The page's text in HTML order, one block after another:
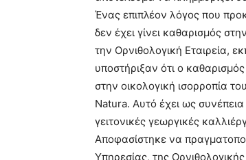
Ένας επιπλέον λόγος που
δεν έχει γίνει καθαρισμός
την Ορνιθολογική Εταιρεία,
υποστήριξαν ότι ο
στην οικολογική ισορροπία
Natura. Αυτό έχει ως
γειτονικές γεωργικές
Αποφασίστηκε να
Υπηρεσίας, της